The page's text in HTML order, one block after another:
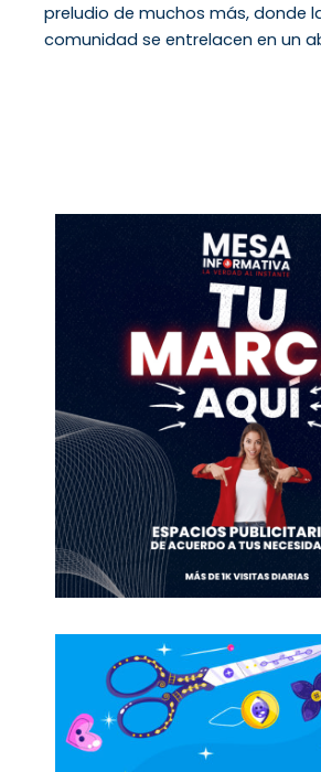
preludio de muchos más, donde
comunidad se entrelacen en un